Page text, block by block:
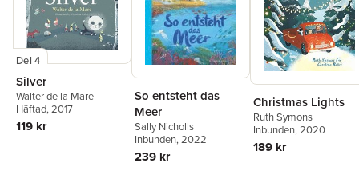
Del 4
Silver
Walter de la Mare
Häftad, 2017
119 kr
So entsteht das
Meer
Sally Nicholls
Inbunden, 2022
239 kr
Christmas Lights
Ruth Symons
Inbunden, 2020
189 kr